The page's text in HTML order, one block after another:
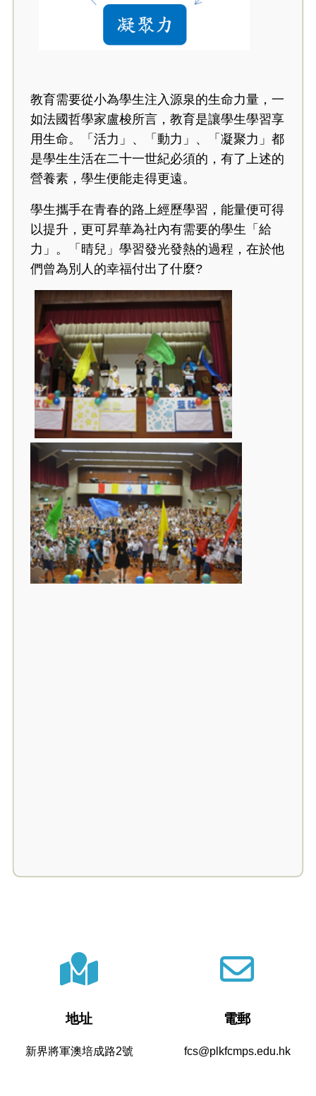
教育需要從小為學生注入源泉的生命力量，一
如法國哲學家盧梭所言，教育是讓學生學習享
用生命。「活力」、「動力」、「凝聚力」都
是學生生活在二十一世紀必須的，有了上述的
營養素，學生便能走得更遠。
學生攜手在青春的路上經歷學習，能量便可得
以提升，更可昇華為社內有需要的學生「給
力」。「晴兒」學習發光發熱的過程，在於他
們曾為別人的幸福付出了什麼?
地址
新界將軍澳培成路2號
電郵
fcs@plkfcmps.edu.hk